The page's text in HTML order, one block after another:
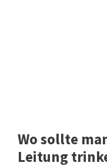
Wo sollte
Leitung